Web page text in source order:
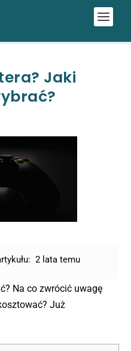
Jaki
2 lata temu
Na co zwrócić uwagę
Już